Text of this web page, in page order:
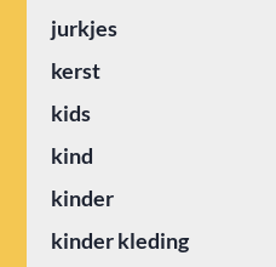
jurkjes
kerst
kids
kind
kinder
kinder kleding